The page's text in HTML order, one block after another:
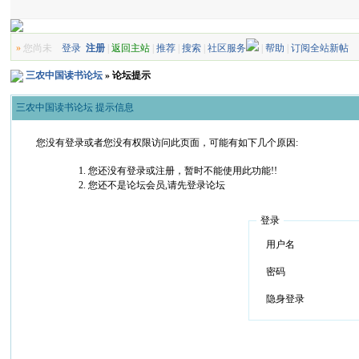
» 您尚未登录 注册 |返回主站 |推荐 |搜索 |社区服务 |帮助 |订阅全站新帖
三农中国读书论坛 » 论坛提示
三农中国读书论坛 提示信息
您没有登录或者您没有权限访问此页面，可能有如下几个原因:
您还没有登录或注册，暂时不能使用此功能!!
您还不是论坛会员,请先登录论坛
登录
用户名
密码
隐身登录